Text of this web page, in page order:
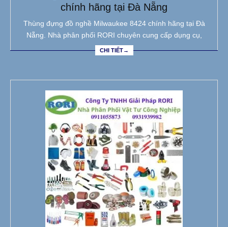
chính hãng tại Đà Nẵng
Thùng đựng đồ nghề Milwaukee 8424 chính hãng tại Đà
Nẵng. Nhà phân phối RORI chuyên cung cấp dụng cụ,
CHI TIẾT→